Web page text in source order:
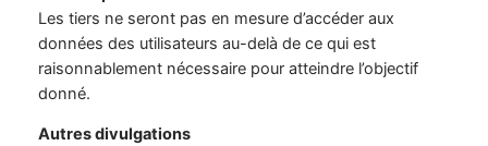
Les tiers ne seront pas en mesure d’accéder aux
données des utilisateurs au-delà de ce qui est
raisonnablement nécessaire pour atteindre l’objectif
donné.
Autres divulgations